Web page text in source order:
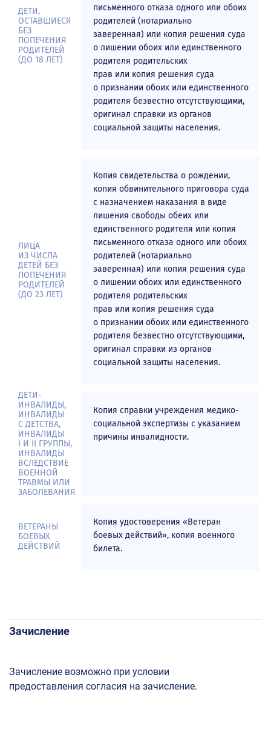
Расписание вступительных испытаний
Перенос даты экзамена по уважительной причине
Индивидуальные достижения
Порядок учета индивидуальных достижений
Особые права при приеме на обучение (Перечневые
Платное обучение
Стоимость образовательных услуг
Образец договора об оказании платных образовательных
Подтверждение оплаты обучения
Отдел сопровождения платного обучения
Заключение договора полностью в электронном виде
Бланк заявления на заселение
Контакты
Контакты
Магистратура
Основная информация
Необходимые документы
Необходимость прохождения медосмотра
ДЕТИ,
ОСТАВШИЕСЯ
БЕЗ
ПОПЕЧЕНИЯ
РОДИТЕЛЕЙ
(ДО 18 ЛЕТ)
письменного отказа одного или обоих
родителей (нотариально
заверенная) или копия решения суда
о лишении обоих или единственного
родителя родительских
прав или копия решения суда
о признании обоих или единственного
родителя безвестно отсутствующими,
оригинал справки из органов
социальной защиты населения.
ЛИЦА
ИЗ ЧИСЛА
ДЕТЕЙ БЕЗ
ПОПЕЧЕНИЯ
РОДИТЕЛЕЙ
(ДО 23 ЛЕТ)
Копия свидетельства о рождении,
копия обвинительного приговора суда
с назначением наказания в виде
лишения свободы обеих или
единственного родителя или копия
письменного отказа одного или обоих
родителей (нотариально
заверенная) или копия решения суда
о лишении обоих или единственного
родителя родительских
прав или копия решения суда
о признании обоих или единственного
родителя безвестно отсутствующими,
оригинал справки из органов
социальной защиты населения.
ДЕТИ-
ИНВАЛИДЫ,
ИНВАЛИДЫ
С ДЕТСТВА,
ИНВАЛИДЫ
I И II ГРУППЫ,
ИНВАЛИДЫ
ВСЛЕДСТВИЕ
ВОЕННОЙ
ТРАВМЫ ИЛИ
ЗАБОЛЕВАНИЯ
Копия справки учреждения медико-
социальной экспертизы с указанием
причины инвалидности.
ВЕТЕРАНЫ
БОЕВЫХ
ДЕЙСТВИЙ
Копия удостоверения «Ветеран
боевых действий», копия военного
билета.
Зачисление
Зачисление возможно при условии
предоставления согласия на зачисление.